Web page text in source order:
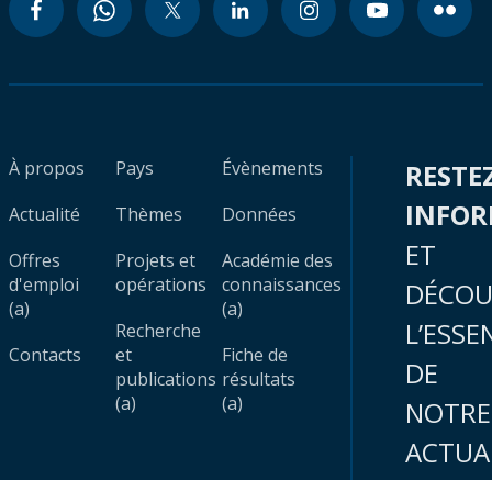
À propos
Actualité
Offres
d'emploi
(a)
Contacts
Pays
Thèmes
Projets et
opérations
Recherche
et
publications
(a)
Évènements
Données
Académie des
connaissances
(a)
Fiche de
résultats
(a)
ET
DE
NOTRE